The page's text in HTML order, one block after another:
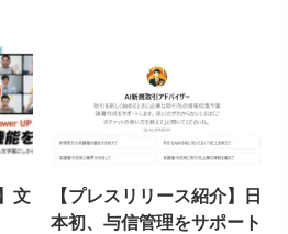
文
【プレスリリース紹介】日
本初、与信管理をサポート